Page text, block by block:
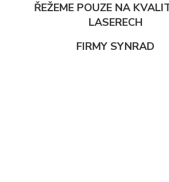
ŘEŽEME POUZE NA
LASERECH
FIRMY SYNRAD